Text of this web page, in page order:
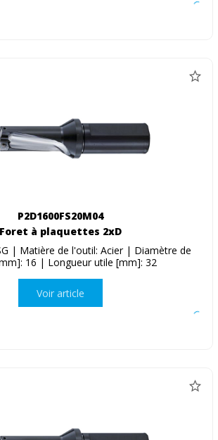
P2D1600FS20M04
Foret à plaquettes 2xD
| Matière de l'outil: Acier | Diamètre de
16 | Longueur utile [mm]: 32
Voir article